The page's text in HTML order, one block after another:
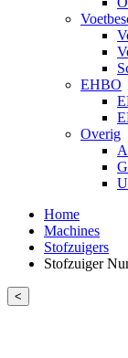
EHBO
Overig
Home
Machines
Stofzuigers
Stofzuiger
<